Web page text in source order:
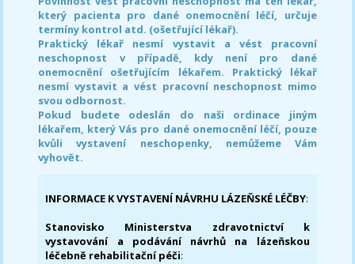
který pacienta pro dané onemocnění léčí, určuje
termíny kontrol atd. (ošetřující lékař).
Praktický lékař nesmí vystavit a vést pracovní
neschopnost v případě, kdy není pro dané
onemocnění ošetřujícím lékařem. Praktický lékař
nesmí vystavit a vést pracovní neschopnost mimo
svou odbornost.
Pokud budete odeslán do naši ordinace jiným
lékařem, který Vás pro dané onemocnění léčí, pouze
kvůli vystavení neschopenky, nemůžeme Vám
vyhovět.
INFORMACE K VYSTAVENÍ NÁVRHU LÁZEŇSKÉ LÉČBY:
Stanovisko Ministerstva zdravotnictví k
vystavování a podávání návrhů na lázeňskou
léčebně rehabilitační péči: